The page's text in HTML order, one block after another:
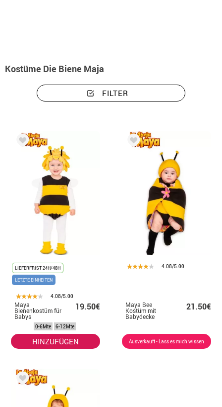
Kostüme Die Biene Maja
FILTER
LIEFERFRIST 24H/48H
LETZTE EINHEITEN
4.08/5.00
Maya
Bienenkostüm für
Babys
19.50€
0-6Mte 6-12Mte
HINZUFÜGEN
4.08/5.00
Maya Bee
Kostüm mit
Babydecke
21.50€
Ausverkauft - Lass es mich wissen